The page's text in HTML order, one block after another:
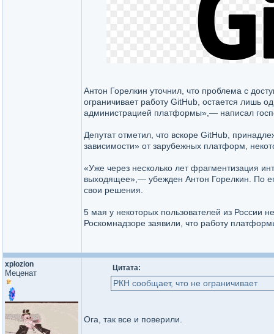
Антон Горелкин уточнил, что проблема с
ограничивает работу GitHub, остается лишь
администрацией платформы»,— написал
Депутат отметил, что вскоре GitHub,
зависимости» от зарубежных платформ,
«Уже через несколько лет фрагментизация
выходящее»,— убежден Антон Горелкин. По
свои решения.
5 мая у некоторых пользователей из России
Роскомнадзоре заявили, что работу
xplozion
Меценат
Цитата:
РКН сообщает, что не ограничивает
Ога, так все и поверили.